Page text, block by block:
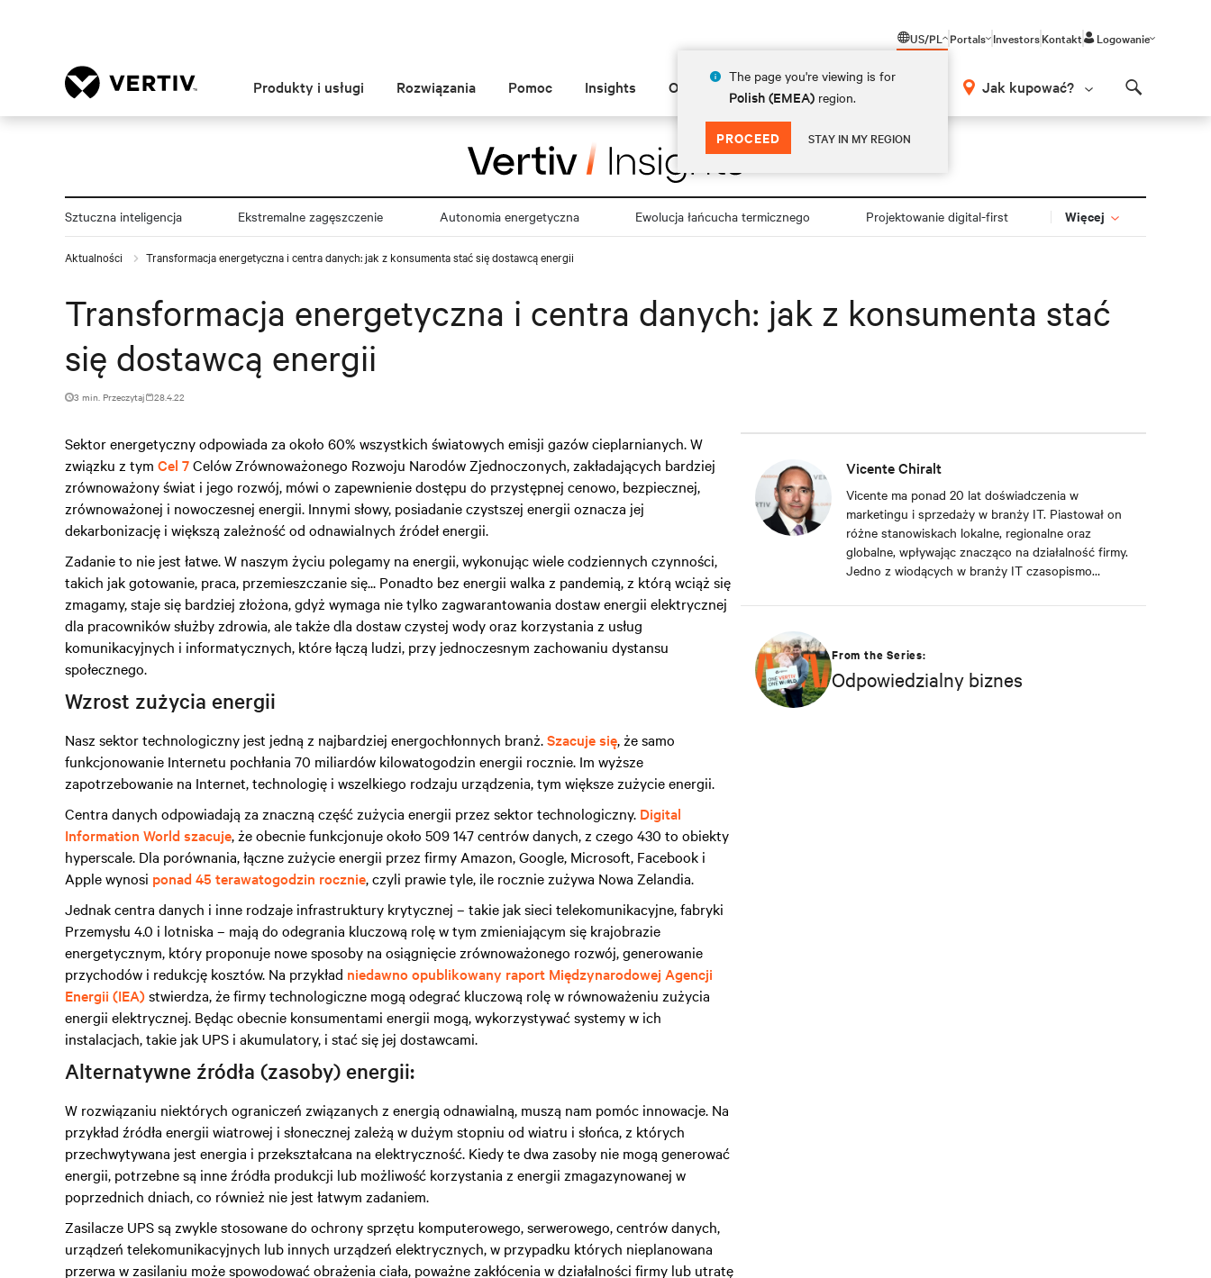
US/PL
The page you're viewing is for
Polish (EMEA) region.
PROCEED STAY IN MY REGION
Portals InvestorsKontakt Logowanie
Produkty i usługi Rozwiązania Pomoc Insights O Vertiv Jak kupować?
Sztuczna inteligencja Ekstremalne zagęszczenie Autonomia energetyczna Ewolucja łańcucha termicznego Projektowanie digital-first Więcej
Aktualności Transformacja energetyczna i centra danych: jak z konsumenta stać się dostawcą energii
Transformacja energetyczna i centra danych: jak z konsumenta stać
się dostawcą energii
3 min. Przeczytaj 28.4.22
Sektor energetyczny odpowiada za około 60% wszystkich światowych emisji gazów cieplarnianych. W
związku z tym Cel 7Celów Zrównoważonego Rozwoju Narodów Zjednoczonych, zakładających bardziej
zrównoważony świat i jego rozwój, mówi o zapewnienie dostępu do przystępnej cenowo, bezpiecznej,
zrównoważonej i nowoczesnej energii. Innymi słowy, posiadanie czystszej energii oznacza jej
dekarbonizację i większą zależność od odnawialnych źródeł energii.
Zadanie to nie jest łatwe. W naszym życiu polegamy na energii, wykonując wiele codziennych czynności,
takich jak gotowanie, praca, przemieszczanie się... Ponadto bez energii walka z pandemią, z którą wciąż się
zmagamy, staje się bardziej złożona, gdyż wymaga nie tylko zagwarantowania dostaw energii elektrycznej
dla pracowników służby zdrowia, ale także dla dostaw czystej wody oraz korzystania z usług
komunikacyjnych i informatycznych, które łączą ludzi, przy jednoczesnym zachowaniu dystansu
społecznego.
Wzrost zużycia energii
Nasz sektor technologiczny jest jedną z najbardziej energochłonnych branż.Szacuje się, że samo
funkcjonowanie Internetu pochłania 70 miliardów kilowatogodzin energii rocznie. Im wyższe
zapotrzebowanie na Internet, technologię i wszelkiego rodzaju urządzenia, tym większe zużycie energii.
Centra danych odpowiadają za znaczną część zużycia energii przez sektor technologiczny. Digital
Information World szacuje, że obecnie funkcjonuje około 509 147 centrów danych, z czego 430 to obiekty
hyperscale. Dla porównania, łączne zużycie energii przez firmy Amazon, Google, Microsoft, Facebook i
Apple wynosi ponad 45 terawatogodzin rocznie, czyli prawie tyle, ile rocznie zużywa Nowa Zelandia.
Jednak centra danych i inne rodzaje infrastruktury krytycznej – takie jak sieci telekomunikacyjne, fabryki
Przemysłu 4.0 i lotniska – mają do odegrania kluczową rolę w tym zmieniającym się krajobrazie
energetycznym, który proponuje nowe sposoby na osiągnięcie zrównoważonego rozwój, generowanie
przychodów i redukcję kosztów. Na przykład niedawno opublikowany raport Międzynarodowej Agencji
Energii (IEA)stwierdza, że firmy technologiczne mogą odegrać kluczową rolę w równoważeniu zużycia
energii elektrycznej. Będąc obecnie konsumentami energii mogą, wykorzystywać systemy w ich
instalacjach, takie jak UPS i akumulatory, i stać się jej dostawcami.
Alternatywne źródła (zasoby) energii:
W rozwiązaniu niektórych ograniczeń związanych z energią odnawialną, muszą nam pomóc innowacje. Na
przykład źródła energii wiatrowej i słonecznej zależą w dużym stopniu od wiatru i słońca, z których
przechwytywana jest energia i przekształcana na elektryczność. Kiedy te dwa zasoby nie mogą generować
energii, potrzebne są inne źródła produkcji lub możliwość korzystania z energii zmagazynowanej w
poprzednich dniach, co również nie jest łatwym zadaniem.
Zasilacze UPS są zwykle stosowane do ochrony sprzętu komputerowego, serwerowego, centrów danych,
urządzeń telekomunikacyjnych lub innych urządzeń elektrycznych, w przypadku których nieplanowana
przerwa w zasilaniu może spowodować obrażenia ciała, poważne zakłócenia w działalności firmy lub utratę
Vicente Chiralt
Vicente ma ponad 20 lat doświadczenia w
marketingu i sprzedaży w branży IT. Piastował on
różne stanowiskach lokalne, regionalne oraz
globalne, wpływając znacząco na działalność firmy.
Jedno z wiodących w branży IT czasopismo
Obecnie Vicente kieruje w Vertiv zespołami ds.
EMEA. Ściśle współpracuje z zespołami ds.
sprzedaży i produktów, zajmując się budowaniem
świadomości marki oraz wspieraniem współpracy
From the Series:
Odpowiedzialny biznes